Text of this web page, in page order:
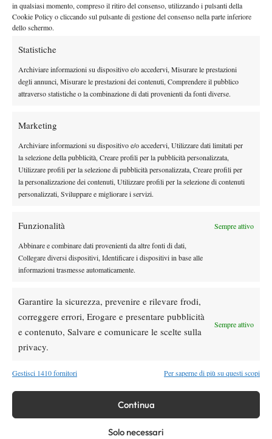
in qualsiasi momento, compreso il ritiro del consenso, utilizzando i pulsanti della
Cookie Policy o cliccando sul pulsante di gestione del consenso nella parte inferiore
dello schermo.
Statistiche
Archiviare informazioni su dispositivo e/o accedervi, Misurare le prestazioni
degli annunci, Misurare le prestazioni dei contenuti, Comprendere il pubblico
attraverso statistiche o la combinazione di dati provenienti da fonti diverse.
Marketing
Archiviare informazioni su dispositivo e/o accedervi, Utilizzare dati limitati per
la selezione della pubblicità, Creare profili per la pubblicità personalizzata,
Utilizzare profili per la selezione di pubblicità personalizzata, Creare profili per
la personalizzazione dei contenuti, Utilizzare profili per la selezione di contenuti
personalizzati, Sviluppare e migliorare i servizi.
Funzionalità Sempre attivo
Abbinare e combinare dati provenienti da altre fonti di dati,
Collegare diversi dispositivi, Identificare i dispositivi in base alle
informazioni trasmesse automaticamente.
Garantire la sicurezza, prevenire e rilevare frodi,
correggere errori, Erogare e presentare pubblicità
e contenuto, Salvare e comunicare le scelte sulla
privacy.
Sempre attivo
Gestisci 1410 fornitori Per saperne di più su questi scopi
Continua
Solo necessari
Devi essere
DI TENDENZA
dei crampi, supera Paul e vola agli ottavi
(VIDEO)
News
Grant si racconta: “Wimbledon è stato il
News
Wilson celebra Federer: ecco la RF 01 Pro
Hall of Fame 2026
News
Marco Panichi: “Sinner e Djokovic? Due
ragazzi normalissimi, ossessionati dal
Facebook